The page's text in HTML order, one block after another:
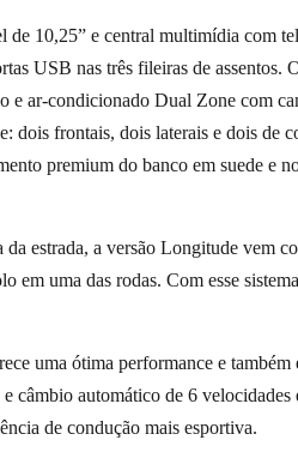
10,25” e central multimídia com
USB nas três fileiras de assentos.
ar-condicionado Dual Zone com
dois frontais, dois laterais e dois
premium do banco em suede
estrada, a versão Longitude vem
em uma das rodas. Com esse
uma ótima performance e
automático de 6
de condução mais esportiva.